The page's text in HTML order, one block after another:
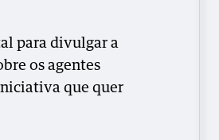
para divulgar a
os agentes
que quer